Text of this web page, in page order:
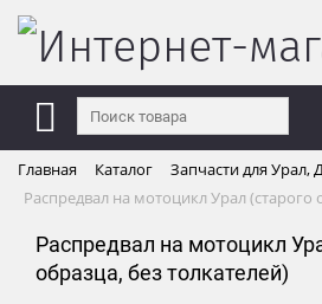
Главная Каталог
Запчасти для Урал,
Распредвал на мотоцикл Урал (старого
Распредвал на мотоцикл
образца, без толкателей)